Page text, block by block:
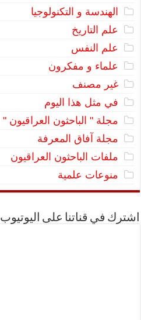
الهندسة و التكنولوجيا
علم التاريخ
علم النفس
علماء و مفكرون
غير مصنف
في مثل هذا اليوم
مجلة " الباحثون العراقيون "
مجلة آفاق المعرفة
ملفات الباحثون العراقيون
منوعات علمية
اشترك في قناتنا على اليوتيوب